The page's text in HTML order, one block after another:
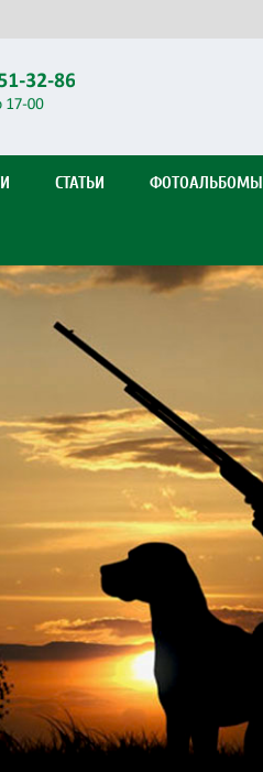
СТАТЬИ ФОТОАЛЬБОМЫ